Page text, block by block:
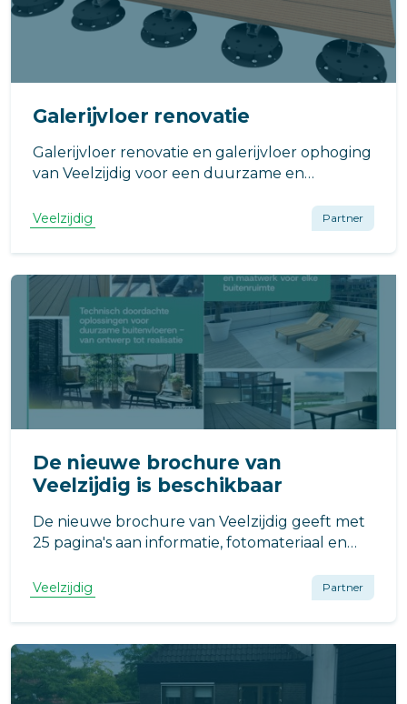
Galerijvloer renovatie
Galerijvloer renovatie en galerijvloer ophoging
van Veelzijdig voor een duurzame en
Veelzijdig Partner
De nieuwe brochure van
Veelzijdig is beschikbaar
De nieuwe brochure van Veelzijdig geeft met
25 pagina's aan informatie, fotomateriaal en
brochure en ontdek een wereld aan
mogelijkheden voor galerijen, balkons en
(dak)terrassen.
Veelzijdig Partner